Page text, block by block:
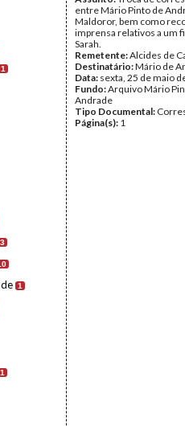
1
3
1
1
entre Mário Pinto de
Maldoror, bem como
imprensa relativos a um
Sarah.
Remetente:Alcides de
Destinatário:Mário de
Data: sexta, 25 de maio
Fundo:Arquivo Mário
Andrade
Tipo Documental:
Página(s): 1